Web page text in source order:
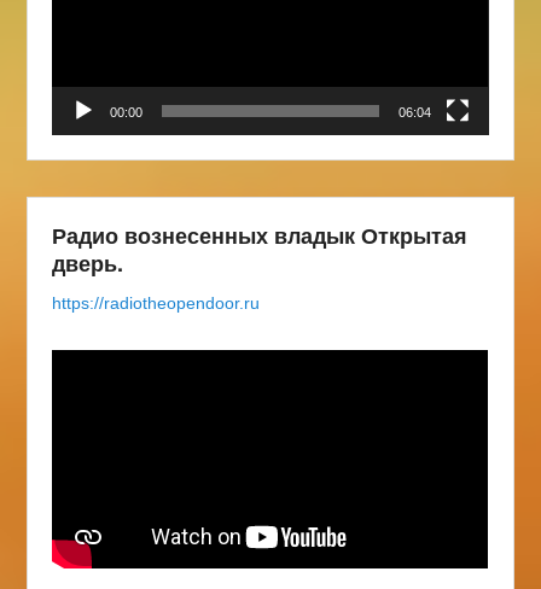
00:00 06:04
Радио вознесенных владык Открытая
дверь.
https://radiotheopendoor.ru